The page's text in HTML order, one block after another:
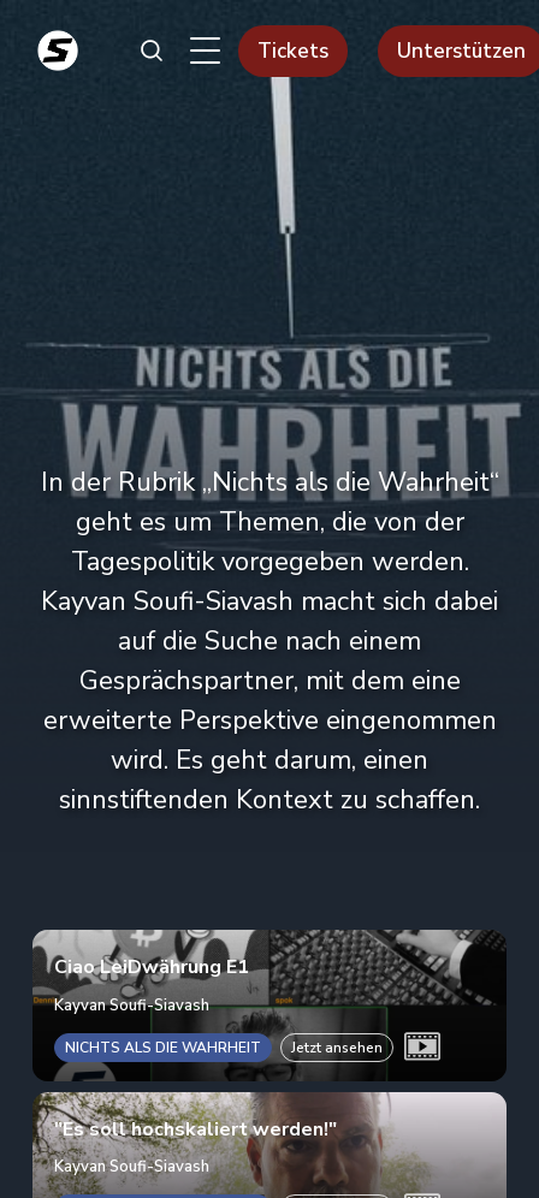
Tickets Unterstützen
In der Rubrik „Nichts als die Wahrheit“
geht es um Themen, die von der
Tagespolitik vorgegeben werden.
Kayvan Soufi-Siavash macht sich dabei
auf die Suche nach einem
Gesprächspartner, mit dem eine
erweiterte Perspektive eingenommen
wird. Es geht darum, einen
sinnstiftenden Kontext zu schaffen.
Ciao LeiDwährung E1
Kayvan Soufi-Siavash
NICHTS ALS DIE WAHRHEIT Jetzt ansehen
"Es soll hochskaliert werden!"
Kayvan Soufi-Siavash